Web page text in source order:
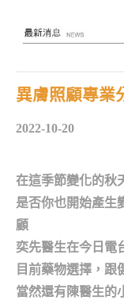
異膚照顧專業
2022-10-20
在這季節變化的秋
是否你也開始產生
顧
奕先醫生在今日電
目前藥物選擇，跟
當然還有陳醫生的